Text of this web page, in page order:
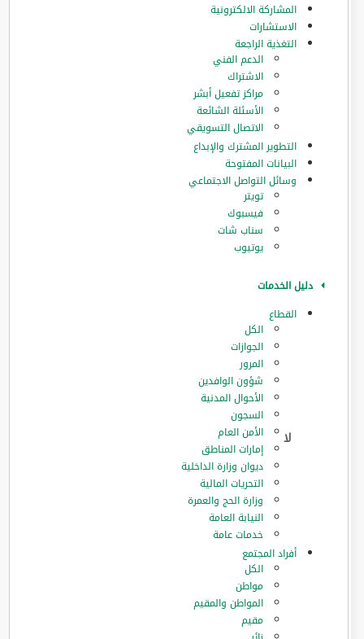
المشاركة الالكترونية
الاستشارات
التغذية الراجعة
الدعم الفني
الاشتراك
مراكز تفعيل أبشر
الأسئلة الشائعة
الاتصال التسويقي
التطوير المشترك والإبداع
البيانات المفتوحة
وسائل التواصل الاجتماعي
تويتر
فيسبوك
سناب شات
يوتيوب
دليل الخدمات
القطاع
الكل
الجوازات
المرور
‏شؤون الوافدين
الأحوال المدنية
السجون
الأمن العام
إمارات المناطق
ديوان وزارة الداخلية
التحريات المالية
وزارة الحج والعمرة
النيابة العامة
خدمات عامة
أفراد المجتمع
الكل
مواطن
المواطن والمقيم
مقيم